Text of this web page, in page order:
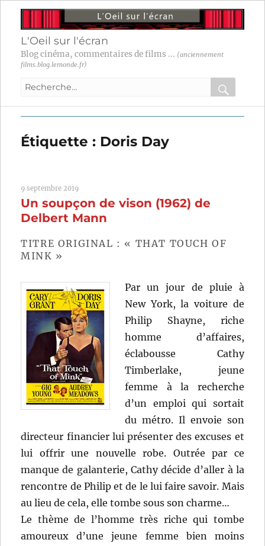
L'Oeil sur l'écran
Blog cinéma, commentaires de films ... (anciennement
films.blog.lemonde.fr)
Recherche
:
OK
Étiquette : Doris Day
9 septembre 2019
Un soupçon de vison (1962) de
Delbert Mann
TITRE ORIGINAL : « THAT TOUCH OF
MINK »
Par un jour de pluie à
New York, la voiture de
Philip Shayne, riche
homme d’affaires,
éclabousse Cathy
Timberlake, jeune
femme à la recherche
d’un emploi qui sortait
du métro. Il envoie son
directeur financier lui présenter des excuses et
lui offrir une nouvelle robe. Outrée par ce
manque de galanterie, Cathy décide d’aller à la
rencontre de Philip et de le lui faire savoir. Mais
au lieu de cela, elle tombe sous son charme…
Le thème de l’homme très riche qui tombe
amoureux d’une jeune femme bien moins